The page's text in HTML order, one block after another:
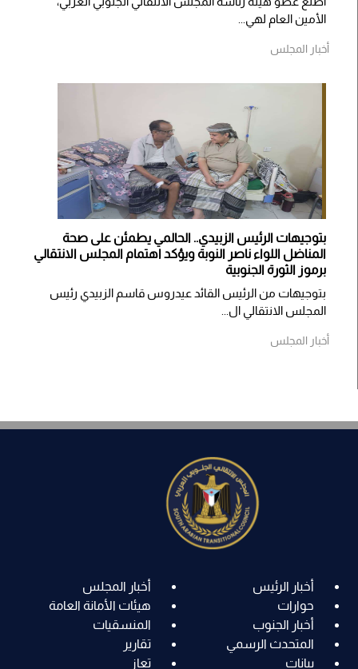
الأمين العام لهي...
أخبار المجلس
بتوجيهات الرئيس الزبيدي.. الحالمي يطمئن على صحة
المناضل اللواء ناصر النوبة ويؤكد اهتمام المجلس الانتقالي
برموز الثورة الجنوبية
بتوجيهات من الرئيس القائد عيدروس قاسم الزبيدي رئيس
المجلس الانتقالي ال...
أخبار المجلس
أخبار الرئيس
أخبار المجلس
حوارات
هيئات الأمانة العامة
أخبار الجنوب
المنسقيات
المتحدث الرسمي
تقارير
بيانات
تعاز